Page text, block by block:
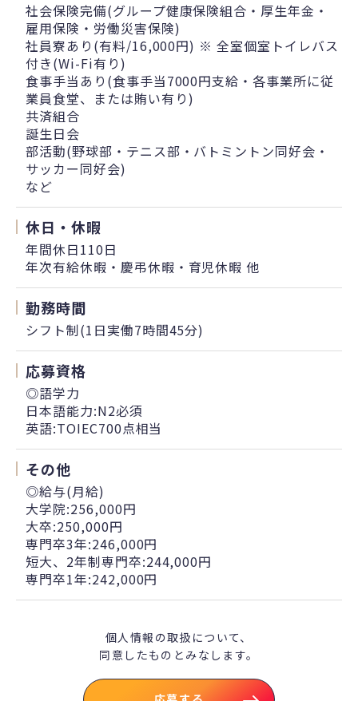
社会保険完備(グループ健康保険組合・厚生年金・
雇用保険・労働災害保険)
社員寮あり(有料/16,000円) ※ 全室個室トイレバス
付き(Wi-Fi有り)
食事手当あり(食事手当7000円支給・各事業所に従
業員食堂、または賄い有り)
共済組合
誕生日会
部活動(野球部・テニス部・バトミントン同好会・
サッカー同好会)
など
休日・休暇
年間休日110日
年次有給休暇・慶弔休暇・育児休暇 他
勤務時間
シフト制(1日実働7時間45分)
応募資格
◎語学力
日本語能力:N2必須
英語:TOIEC700点相当
その他
◎給与(月給)
大学院:256,000円
大卒:250,000円
専門卒3年:246,000円
短大、2年制専門卒:244,000円
専門卒1年:242,000円
個人情報の取扱について、
同意したものとみなします。